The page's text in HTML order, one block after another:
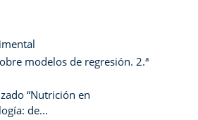
modelos de regresión. 2.ª
“Nutrición en
de...